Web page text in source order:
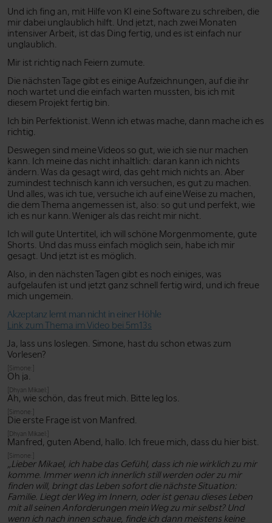
Und ich fing an, mit Hilfe von KI eine Software zu schreiben, die
mir dabei unglaublich hilft. Und jetzt, nach zwei Monaten
intensiver Arbeit, ist das Ding fertig, und es ist einfach nur
unglaublich.
Mir ist richtig nach Feiern zumute.
Die nächsten Tage gibt es einige Aufzeichnungen, auf die ihr
noch wartet und die einfach warten mussten, bis ich mit
diesem Projekt fertig bin.
Ich bin Perfektionist. Wenn ich etwas mache, dann mache ich es
richtig.
Deswegen sind meine Videos so gut, wie ich sie nur machen
kann. Ich meine das nicht inhaltlich: daran kann ich nichts
ändern. Was da gesagt wird, das geht mich nichts an. Aber
zumindest technisch kann ich versuchen, es gut zu machen.
Und alles, was ich tue, versuche ich auf eine Weise zu machen,
die dem Thema angemessen ist, also: so gut und perfekt, wie
ich es nur kann. Weniger als das reicht mir nicht.
Ich will gute Untertitel, ich will schöne Morgenmomente, gute
Shorts. Und das muss einfach möglich sein, habe ich mir
gesagt. Und jetzt ist es möglich.
Also, in den nächsten Tagen gibt es noch einiges, was
aufgelaufen ist und jetzt ganz schnell fertig wird, und ich freue
mich ungemein.
Akzeptanz lernt man nicht in einer Höhle
Link zum Thema im Video bei 5m13s
Ja, lass uns loslegen. Simone, hast du schon etwas zum
Vorlesen?
[Simone:]
Oh ja.
[Dhyan Mikael:]
Ah, wie schön, das freut mich. Bitte leg los.
[Simone:]
Die erste Frage ist von Manfred.
[Dhyan Mikael:]
Manfred, guten Abend, hallo. Ich freue mich, dass du hier bist.
[Simone:]
„Lieber Mikael, ich habe das Gefühl, dass ich nie wirklich zu mir
komme. Immer wenn ich innerlich still werden oder zu mir
finden will, bringt das Leben sofort die nächste Situation:
Familie. Liegt der Weg im Innern, oder ist genau dieses Leben
mit all seinen Anforderungen mein Weg zu mir selbst? Und
wenn ich nach innen schaue, finde ich dann meistens keine